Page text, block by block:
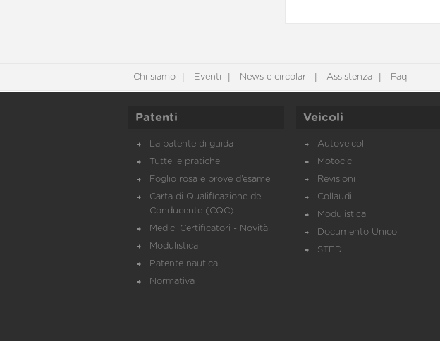
Chi siamo Eventi News e circolari Assistenza Faq
Patenti
La patente di guida
Tutte le pratiche
Foglio rosa e prove d’esame
Carta di Qualificazione del
Conducente (CQC)
Medici Certificatori - Novità
Modulistica
Patente nautica
Normativa
Veicoli
Autoveicoli
Motocicli
Revisioni
Collaudi
Modulistica
Documento Unico
STED